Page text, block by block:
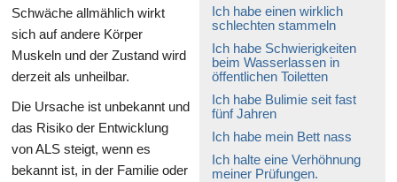
Ich habe einen wirklich
schlechten stammeln
Ich habe Schwierigkeiten
beim Wasserlassen in
öffentlichen Toiletten
Ich habe Bulimie seit fast
fünf Jahren
Ich habe mein Bett nass
Ich halte eine Verhöhnung
meiner Prüfungen.
Schwäche allmählich wirkt
sich auf andere Körper
Muskeln und der Zustand wird
derzeit als unheilbar.
Die Ursache ist unbekannt und
das Risiko der Entwicklung
von ALS steigt, wenn es
bekannt ist, in der Familie oder